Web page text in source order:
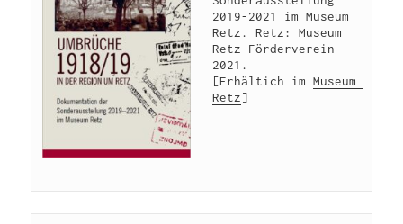
2019-2021 im Museum
Retz. Retz: Museum
Retz Förderverein
2021.
[Erhältich im Museum
Retz]